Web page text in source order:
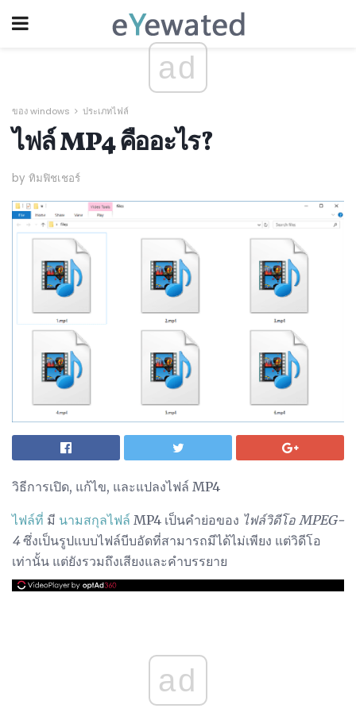
ad
ของ windows ประเภทไฟล์
ไฟล์ MP4 คืออะไร?
by ทิมฟิชเชอร์
วิธีการเปิด, แก้ไข, และแปลงไฟล์ MP4
ไฟล์ที่ มี นามสกุลไฟล์ MP4 เป็นคำย่อของ ไฟล์วิดีโอ MPEG-
4ซึ่งเป็นรูปแบบไฟล์บีบอัดที่สามารถมีได้ไม่เพียง แต่วิดีโอ
เท่านั้น แต่ยังรวมถึงเสียงและคำบรรยาย
ad